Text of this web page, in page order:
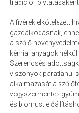
tradíció
A fivérek elkötelezett
gazdálkodásnak,
a szőlő
kémiai anyagok
Szerencsés
viszonyok páratlanul
alkalmazását a
vegyszermentes
és biomust